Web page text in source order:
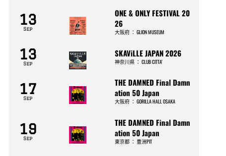
13
Sep
ONE & ONLY FESTIVAL 20
26
大阪府： GLION MUSEUM
13
Sep
SKAViLLE JAPAN 2026
神奈川県： CLUB CITTA’
17
Sep
THE DAMNED Final Damn
ation 50 Japan
大阪府： GORILLA HALL OSAKA
19
Sep
THE DAMNED Final Damn
ation 50 Japan
東京都： 豊洲PIT